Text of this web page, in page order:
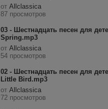
от Allclassica
87 просмотров
03 - Шестнадцать песен для
Spring.mp3
от Allclassica
54 просмотров
02 - Шестнадцать песен для
Little Bird.mp3
от Allclassica
72 просмотров